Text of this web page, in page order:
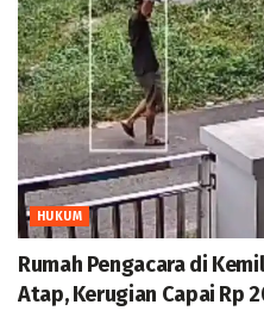
HUKUM
Rumah Pengacara di
Atap, Kerugian Capai Rp